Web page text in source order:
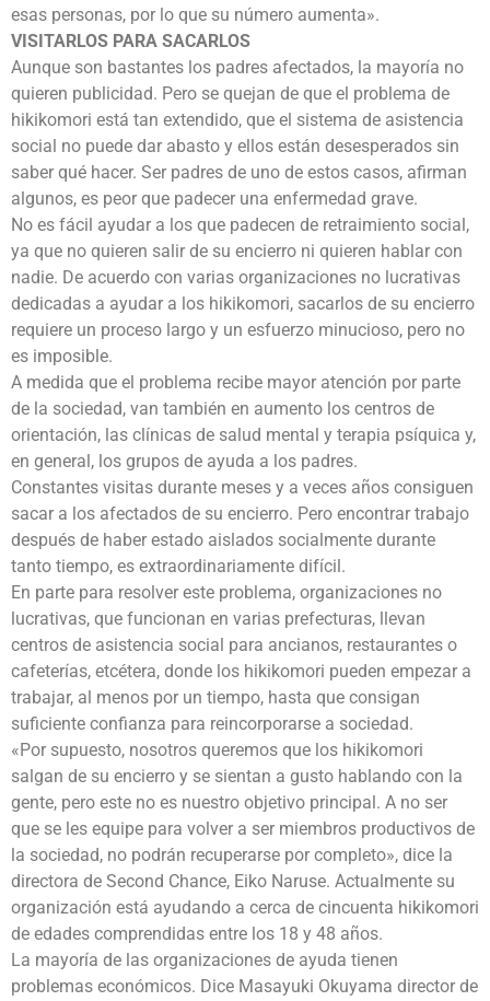
esas personas, por lo que su número aumenta».
VISITARLOS PARA SACARLOS
Aunque son bastantes los padres afectados, la mayoría no
quieren publicidad. Pero se quejan de que el problema de
hikikomori está tan extendido, que el sistema de asistencia
social no puede dar abasto y ellos están desesperados sin
saber qué hacer. Ser padres de uno de estos casos, afirman
algunos, es peor que padecer una enfermedad grave.
No es fácil ayudar a los que padecen de retraimiento social,
ya que no quieren salir de su encierro ni quieren hablar con
nadie. De acuerdo con varias organizaciones no lucrativas
dedicadas a ayudar a los hikikomori, sacarlos de su encierro
requiere un proceso largo y un esfuerzo minucioso, pero no
es imposible.
A medida que el problema recibe mayor atención por parte
de la sociedad, van también en aumento los centros de
orientación, las clínicas de salud mental y terapia psíquica y,
en general, los grupos de ayuda a los padres.
Constantes visitas durante meses y a veces años consiguen
sacar a los afectados de su encierro. Pero encontrar trabajo
después de haber estado aislados socialmente durante
tanto tiempo, es extraordinariamente difícil.
En parte para resolver este problema, organizaciones no
lucrativas, que funcionan en varias prefecturas, llevan
centros de asistencia social para ancianos, restaurantes o
cafeterías, etcétera, donde los hikikomori pueden empezar a
trabajar, al menos por un tiempo, hasta que consigan
suficiente confianza para reincorporarse a sociedad.
«Por supuesto, nosotros queremos que los hikikomori
salgan de su encierro y se sientan a gusto hablando con la
gente, pero este no es nuestro objetivo principal. A no ser
que se les equipe para volver a ser miembros productivos de
la sociedad, no podrán recuperarse por completo», dice la
directora de Second Chance, Eiko Naruse. Actualmente su
organización está ayudando a cerca de cincuenta hikikomori
de edades comprendidas entre los 18 y 48 años.
La mayoría de las organizaciones de ayuda tienen
problemas económicos. Dice Masayuki Okuyama director de